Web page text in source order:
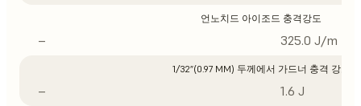
언노치드 아이조드 충격강도
– 325.0 J/m
1/32”(0.97 MM) 두께에서 가드너 충격 강도
– 1.6 J